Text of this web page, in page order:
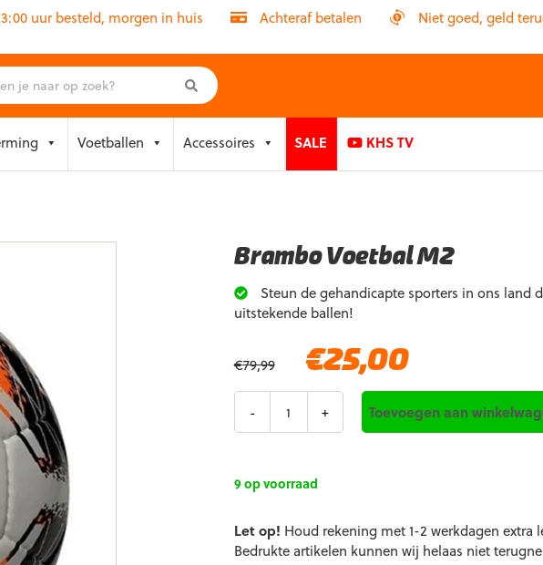
uur besteld, morgen in huis Achteraf betalen
Niet goed, geld
Voetballen Accessoires SALE KHS TV
Brambo Voetbal M2
Steun de gehandicapte sporters in ons land
uitstekende ballen!
€79,99
Oorspronkelijke
was:
€79,99.
€25,00Huidige
is:
€25,00.
9 op voorraad
Aantal
Toevoegen aan
Let op! Houd rekening met 1-2 werkdagen extra
Bedrukte artikelen kunnen wij helaas niet